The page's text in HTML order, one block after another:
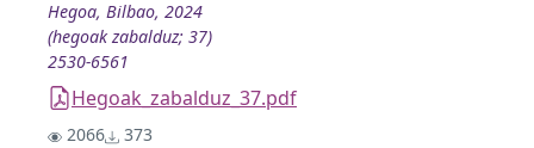
Hegoa, Bilbao, 2024
(hegoak zabalduz; 37)
2530-6561
Hegoak_zabalduz_37.pdf
2066 373